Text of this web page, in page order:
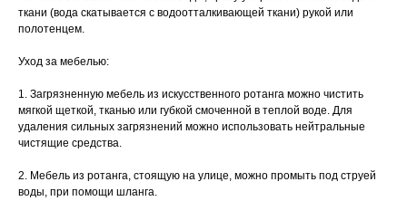
ткани (вода скатывается с водоотталкивающей ткани) рукой или
полотенцем.
Уход за мебелью:
1. Загрязненную мебель из искусственного ротанга можно чистить
мягкой щеткой, тканью или губкой смоченной в теплой воде. Для
удаления сильных загрязнений можно использовать нейтральные
чистящие средства.
2. Мебель из ротанга, стоящую на улице, можно промыть под струей
воды, при помощи шланга.